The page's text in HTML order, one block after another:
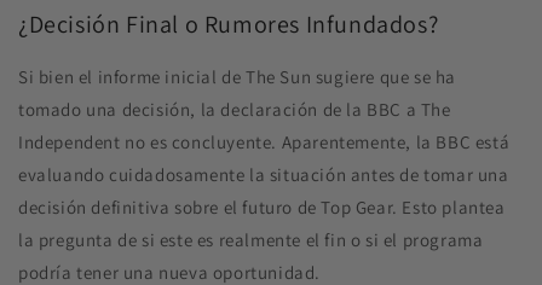
¿Decisión Final o Rumores Infundados?
Si bien el informe inicial de The Sun sugiere que se ha
tomado una decisión, la declaración de la BBC a The
Independent no es concluyente. Aparentemente, la BBC está
evaluando cuidadosamente la situación antes de tomar una
decisión definitiva sobre el futuro de Top Gear. Esto plantea
la pregunta de si este es realmente el fin o si el programa
podría tener una nueva oportunidad.